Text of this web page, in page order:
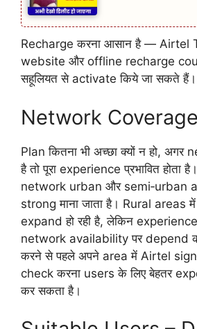
Recharge करना आसान है — Airtel
website और offline recharge
सहूलियत से activate किये जा सकते हैं।
Network
Plan कितना भी अच्छा क्यों न हो, अगर
है तो पूरा experience प्रभावित होता
network urban और semi‑urban
strong माना जाता है। Rural areas
expand हो रही है, लेकिन
network availability पर depend
करने से पहले अपने area में Airtel
check करना users के लिए बेहतर
कर सकता है।